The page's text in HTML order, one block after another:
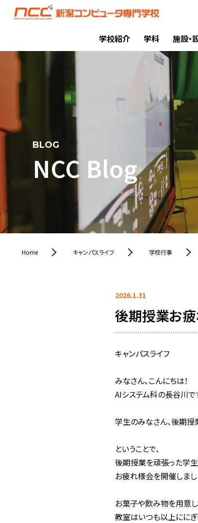
学校紹介 学科 施設・
BLOG
NCC Blog
Home キャンパスライフ 学校行事
2026.1.31
後期授業お疲
キャンパスライフ
みなさん、こんにちは！
AIシステム科の長谷川で
学生のみなさん、後期授
ということで、
後期授業を頑張った学生
お疲れ様会を開催しまし
お菓子や飲み物を用意し
教室はいつも以上にに